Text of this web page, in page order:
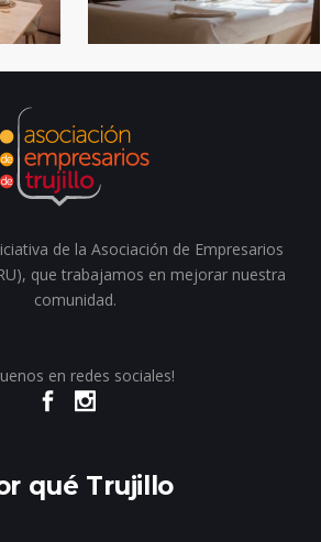
de la Asociación de Empresarios
que trabajamos en mejorar nuestra
comunidad.
en redes sociales!
qué Trujillo